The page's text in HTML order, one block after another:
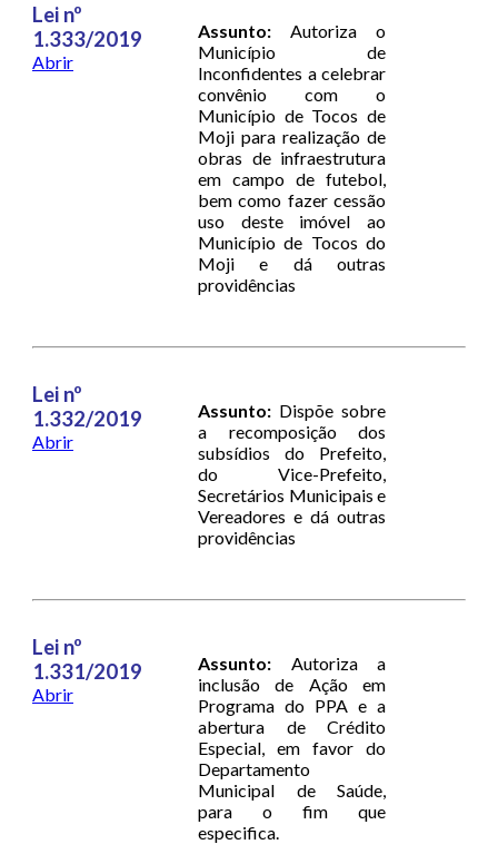
Lei nº
1.333/2019
Abrir
Assunto: Autoriza o
Município de
Inconfidentes a celebrar
convênio com o
Município de Tocos de
Moji para realização de
obras de infraestrutura
em campo de futebol,
bem como fazer cessão
uso deste imóvel ao
Município de Tocos do
Moji e dá outras
providências
Lei nº
1.332/2019
Abrir
Assunto: Dispõe sobre
a recomposição dos
subsídios do Prefeito,
do Vice-Prefeito,
Secretários Municipais e
Vereadores e dá outras
providências
Lei nº
1.331/2019
Abrir
Assunto: Autoriza a
inclusão de Ação em
Programa do PPA e a
abertura de Crédito
Especial, em favor do
Departamento
Municipal de Saúde,
para o fim que
especifica.